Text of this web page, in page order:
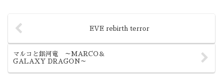
EVE rebirth terror
マルコと銀河竜 ～MARCO＆
GALAXY DRAGON～